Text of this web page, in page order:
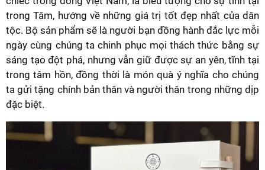
trong Tâm, hướng về những giá trị tốt đẹp nhất của dân
tộc. Bộ sản phẩm sẽ là người bạn đồng hành đắc lực mỗi
ngày cùng chúng ta chinh phục mọi thách thức bằng sự
sáng tạo đột phá, nhưng vẫn giữ được sự an yên, tĩnh tại
trong tâm hồn, đồng thời là món quà ý nghĩa cho chúng
ta gửi tặng chính bản thân và người thân trong những dịp
đặc biệt.